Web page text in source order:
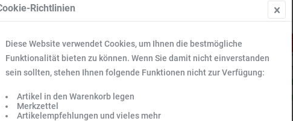
6,49 € *
Inhalt:0.1 l (64,90 €
Preise inkl.
Sofort
Lieferzeit 3-5
Richtlinien
Diese Website verwendet Cookies, um Ihnen die bestmögliche
Funktionalität bieten zu können. Wenn Sie damit nicht einverstanden
sein sollten, stehen Ihnen folgende Funktionen nicht zur Verfügung:
Artikel in den Warenkorb legen
Merkzettel
Artikelempfehlungen und vieles mehr